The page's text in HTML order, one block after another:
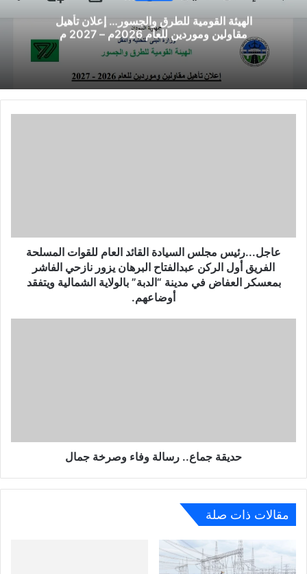
الهيئة القومية للطرق والجسور… إعلان تأهيل
مقاولين وموردين للعام 2026م – 2027 م
عاجل...رئيس مجلس السيادة القائد العام للقوات المسلحة
الفريق أول الركن عبدالفتاح البرهان يزور نازحي الفاشر
بمعسكر العفاض في مدينة “الدبة” بالولاية الشمالية ويتفقد
أوضاعهم.
حديقة جماع.. رسالة وفاء وصرخة جمال
مقالات ذات صلة